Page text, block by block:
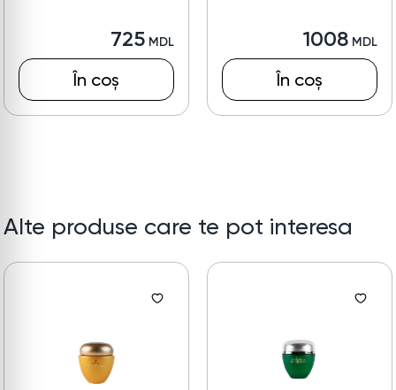
725
În coș
1008
În coș
Alte produse care te pot interesa